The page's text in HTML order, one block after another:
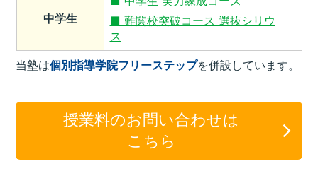
中学生
■ 難関校突破コース 選抜シリウ
ス
当塾は個別指導学院フリーステップを併設しています。
授業料のお問い合わせは
こちら